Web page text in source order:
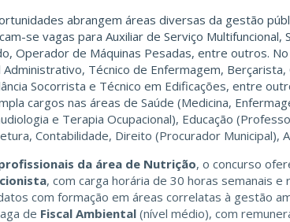
abrangem áreas diversas da gestão
se vagas para Auxiliar de Serviço
Operador de Máquinas Pesadas, entre outros.
Administrativo, Técnico de Enfermagem,
Socorrista e Técnico em Edificações, entre
cargos nas áreas de Saúde (Medicina,
e Terapia Ocupacional), Educação
Contabilidade, Direito (Procurador Municipal),
da área de Nutrição, o concurso
, com carga horária de 30 horas semanais e
com formação em áreas correlatas à gestão
de Fiscal Ambiental (nível médio), com